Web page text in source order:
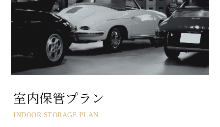
室内保管プラン
INDOOR STORAGE PLAN